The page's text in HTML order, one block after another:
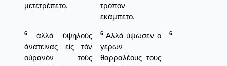
μετετρέπετο,
τρόπον
εκάμπετο.
6
ἀλλὰ ὑψηλοὺς
ἀνατείνας εἰς τὸν
οὐρανὸν τοὺς
6 Αλλά ύψωσεν ο
γέρων
θαρραλέους τους
6